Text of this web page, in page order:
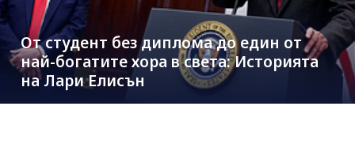
От студент без диплома до един от
най-богатите хора в света: Историята
на Лари Елисън